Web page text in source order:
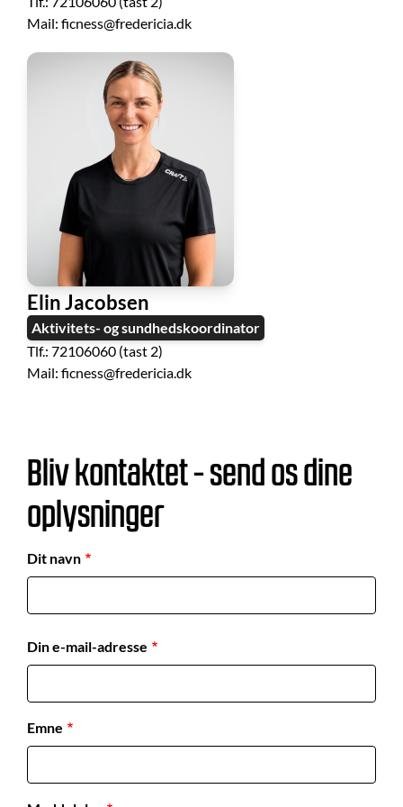
Mail: ficness@fredericia.dk
Elin Jacobsen
Aktivitets- og sundhedskoordinator
Tlf.: 72106060 (tast 2)
Mail: ficness@fredericia.dk
Bliv kontaktet - send os dine
oplysninger
Dit navn
Din e-mail-adresse
Emne